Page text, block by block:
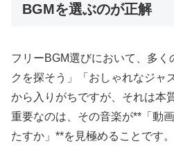
BGMを選ぶのが正解
フリーBGM選びにおいて、多く
クを探そう」「おしゃれなジャ
から入りがちですが、それは本
重要なのは、その音楽が**「動
たすか」**を見極めることです。